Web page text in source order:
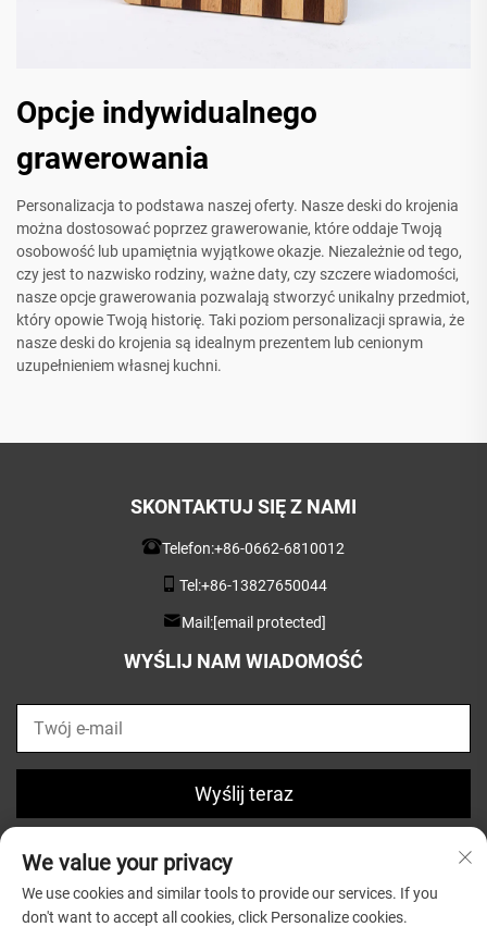
Opcje indywidualnego
grawerowania
Personalizacja to podstawa naszej oferty. Nasze deski do krojenia
można dostosować poprzez grawerowanie, które oddaje Twoją
osobowość lub upamiętnia wyjątkowe okazje. Niezależnie od tego,
czy jest to nazwisko rodziny, ważne daty, czy szczere wiadomości,
nasze opcje grawerowania pozwalają stworzyć unikalny przedmiot,
który opowie Twoją historię. Taki poziom personalizacji sprawia, że
nasze deski do krojenia są idealnym prezentem lub cenionym
uzupełnieniem własnej kuchni.
SKONTAKTUJ SIĘ Z NAMI
Telefon:+86-0662-6810012
Tel:+86-13827650044
Mail:[email protected]
WYŚLIJ NAM WIADOMOŚĆ
Wyślij teraz
We value your privacy
We use cookies and similar tools to provide our services. If you
don't want to accept all cookies, click Personalize cookies.